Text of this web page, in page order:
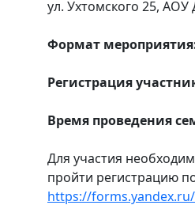
ул. Ухтомского 25,
Формат
Регистрация
Время проведения
Для участия
пройти регистрацию
https://